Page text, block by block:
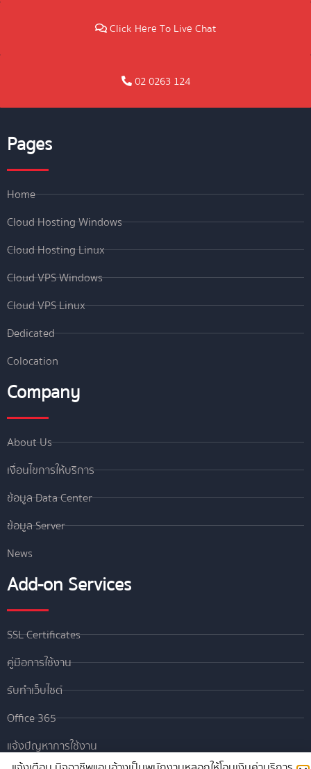
Click Here To Live Chat
02 0263 124
Pages
Home
Cloud Hosting Windows
Cloud Hosting Linux
Cloud VPS Windows
Cloud VPS Linux
Dedicated
Colocation
Company
About Us
เงื่อนไขการให้บริการ
ข้อมูล Data Center
ข้อมูล Server
News
Add-on Services
SSL Certificates
คู่มือการใช้งาน
รับทำเว็บไซต์
Office 365
แจ้งปัญหาการใช้งาน